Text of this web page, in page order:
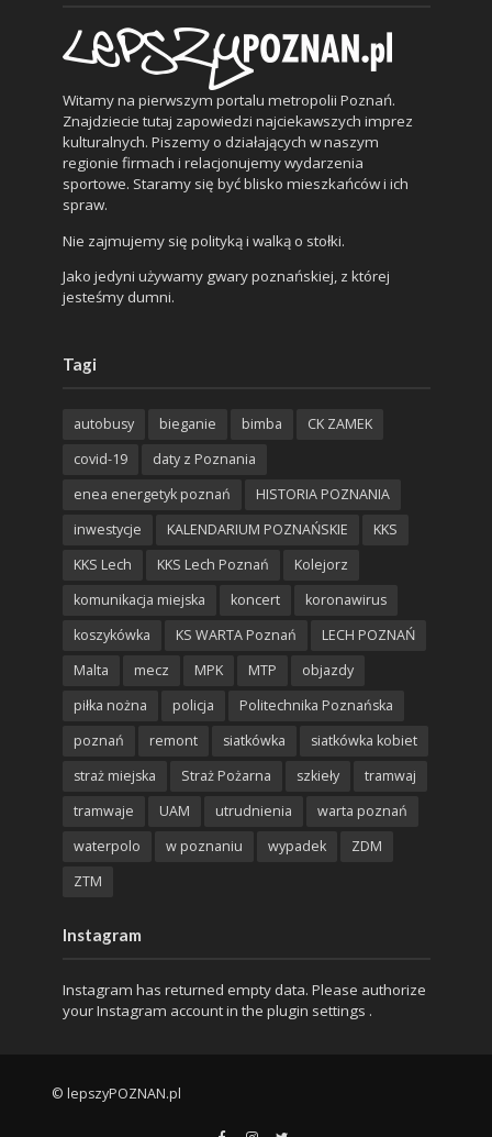
Witamy na pierwszym portalu metropolii Poznań.
Znajdziecie tutaj zapowiedzi najciekawszych imprez
kulturalnych. Piszemy o działających w naszym
regionie firmach i relacjonujemy wydarzenia
sportowe. Staramy się być blisko mieszkańców i ich
spraw.
Nie zajmujemy się polityką i walką o stołki.
Jako jedyni używamy gwary poznańskiej, z której
jesteśmy dumni.
Tagi
autobusy bieganie bimba
CK ZAMEK
covid-19
daty z Poznania
enea energetyk poznań
HISTORIA POZNANIA
inwestycje
KALENDARIUM POZNAŃSKIE
KKS
KKS Lech
KKS Lech Poznań
Kolejorz
komunikacja miejska
koncert
koronawirus
koszykówka
KS WARTA Poznań
LECH POZNAŃ
Malta
mecz MPK MTP
objazdy
piłka nożna
policja
Politechnika Poznańska
poznań
remont siatkówka
siatkówka kobiet
straż miejska
Straż Pożarna szkieły
tramwaj
tramwaje
UAM utrudnienia
warta poznań
waterpolo
w poznaniu wypadek
ZDM
ZTM
Instagram
Instagram has returned empty data. Please authorize
your Instagram account in the plugin settings .
© lepszyPOZNAN.pl